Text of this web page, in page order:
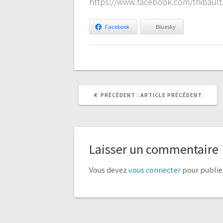
Facebook Bluesky
PRÉCÉDENT :
ARTICLE
PRÉCÉDENT
ARTICLE PRÉCÉDENT
ARTICLE
SUIVANT
Laisser un commentaire
Vous devezvous connecter pour